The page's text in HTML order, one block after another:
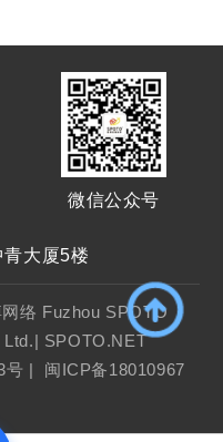
微信公众号
大厦5楼
络 Fuzhou SPOTO
SPOTO.NET
号 | 闽ICP备18010967